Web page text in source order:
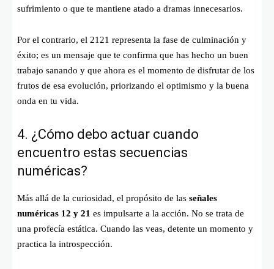
sufrimiento o que te mantiene atado a dramas innecesarios.
Por el contrario, el 2121 representa la fase de culminación y
éxito; es un mensaje que te confirma que has hecho un buen
trabajo sanando y que ahora es el momento de disfrutar de los
frutos de esa evolución, priorizando el optimismo y la buena
onda en tu vida.
4. ¿Cómo debo actuar cuando
encuentro estas secuencias
numéricas?
Más allá de la curiosidad, el propósito de las señales
numéricas 12 y 21 es impulsarte a la acción. No se trata de
una profecía estática. Cuando las veas, detente un momento y
practica la introspección.